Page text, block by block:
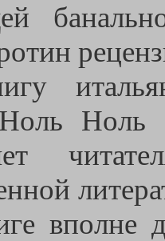
Ноль
вполне